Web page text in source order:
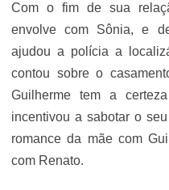
Com o fim de sua
envolve com Sônia, e
ajudou a polícia a
contou sobre o
Guilherme tem a
incentivou a sabotar o
romance da mãe com
com Renato.